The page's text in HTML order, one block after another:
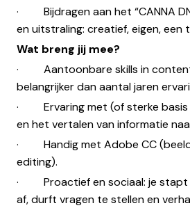
· Bijdragen aan het “CANNA
en uitstraling: creatief, eigen, een
Wat breng jij mee?
· Aantoonbare skills in
belangrijker dan aantal jaren
· Ervaring met (of sterke
en het vertalen van informatie
· Handig met Adobe CC
editing).
· Proactief en sociaal: je stapt
af, durft vragen te stellen en